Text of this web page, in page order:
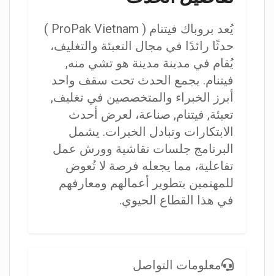
يُعد بروباك فيتنام ( ProPak Vietnam )
حدثًا رائدًا في مجال التعبئة والتغليف،
يُقام في مدينة مدينة هو تشي منه,
فيتنام. يجمع الحدث تحت سقف واحد
أبرز الخبراء والمتخصصين في تغليف,
تعبئة, فيتنام, صناعة، لعرض أحدث
الابتكارات وتبادل الخبرات. يشمل
البرنامج جلسات نقاشية وورش عمل
تفاعلية، مما يجعله فرصة لا تُعوض
للمهتمين بتطوير أعمالهم ومعارفهم
في هذا القطاع الحيوي.
معلومات التواصل